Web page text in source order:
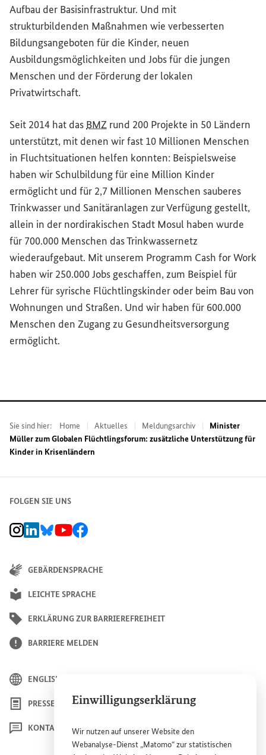
Einwilligungserklärung
Wir nutzen auf unsererWebsite den
Webanalyse-Dienst „Matomo“ zur statistischen
Aufbau der Basisinfrastruktur. Und mit
strukturbildenden Maßnahmen wie verbesserten
Bildungsangeboten für die Kinder, neuen
Ausbildungsmöglichkeiten und Jobs für die jungen
Menschen und der Förderung der lokalen
Privatwirtschaft.
Seit 2014 hat das BMZ rund 200 Projekte in 50 Ländern
unterstützt, mit denen wir fast 10 Millionen Menschen
in Fluchtsituationen helfen konnten: Beispielsweise
haben wir Schulbildung für eine Million Kinder
ermöglicht und für 2,7 Millionen Menschen sauberes
Trinkwasser und Sanitäranlagen zur Verfügung gestellt,
allein in der nordirakischen Stadt Mosul haben wurde
für 700.000 Menschen das Trinkwassernetz
wiederaufgebaut. Mit unserem Programm Cash for Work
haben wir 250.000 Jobs geschaffen, zum Beispiel für
Lehrer für syrische Flüchtlingskinder oder beim Bau von
Wohnungen und Straßen. Und wir haben für 600.000
Menschen den Zugang zu Gesundheitsversorgung
ermöglicht.
Sie sind hier: Home Aktuelles Meldungsarchiv
Minister
Müller zum Globalen Flüchtlingsforum: zusätzliche Unterstützung für
Kinder in Krisenländern
FOLGEN SIE UNS
BMZ Instagram-Kanal, Externer Link
BMZ LinkedIn Unternehmensseite, Externer Link
BMZ Bluesky-Seite, Externer Link
BMZ Youtube-Kanal, Externer Link
BMZ Facebook-Seite, Externer Link
GEBÄRDENSPRACHE
LEICHTE SPRACHE
ERKLÄRUNG ZUR BARRIEREFREIHEIT
BARRIERE MELDEN
ENGLISH
PRESSE
KONTAKT